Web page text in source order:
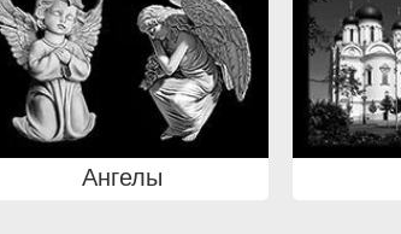
Ангелы